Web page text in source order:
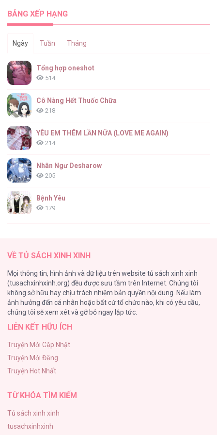
✯ Sắc Thu Nghĩa Trang ✯ [...] – Chap 46
✯ Sắc Thu Nghĩa Trang ✯ [...] – Chap 42
BẢNG XẾP HẠNG
Ngày Tuần Tháng
Tổng hợp oneshot
514
Cô Nàng Hết Thuốc Chữa
218
YÊU EM THÊM LẦN NỮA (LOVE ME AGAIN)
214
Nhân Ngư Desharow
205
Bệnh Yêu
179
135
Đứa Nhỏ Không Phải Là Con Anh
124
Vương Miện Lục Bảo
Mùa Xuân Hoa Nở
103
VỀ TỦ SÁCH XINH XINH
Mọi thông tin, hình ảnh và dữ liệu trên website tủ sách xinh xinh
(tusachxinhxinh.org) đều được sưu tầm trên Internet. Chúng tôi
không sở hữu hay chịu trách nhiệm bản quyền nội dung. Nếu làm
ảnh hưởng đến cá nhân hoặc bất cứ tổ chức nào, khi có yêu cầu,
chúng tôi sẽ xem xét và gỡ bỏ ngay lập tức.
LIÊN KẾT HỮU ÍCH
Truyện Mới Cập Nhật
Truyện Mới Đăng
Truyện Hot Nhất
TỪ KHÓA TÌM KIẾM
Tủ sách xinh xinh
tusachxinhxinh